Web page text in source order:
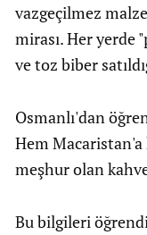
vazgeçilmez
mirası. Her yerde
ve toz biber
Osmanlı'dan
Hem
meşhur olan
Bu bilgileri